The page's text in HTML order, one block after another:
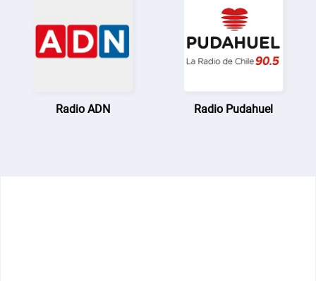
Radio ADN Radio Pudahuel